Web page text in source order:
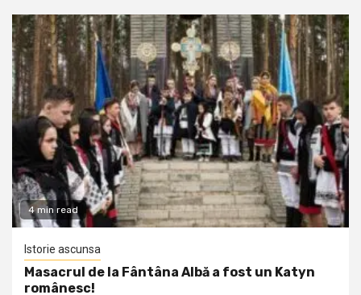
4 min read
Istorie ascunsa
Masacrul de la Fântâna Albă a fost un Katyn
românesc!